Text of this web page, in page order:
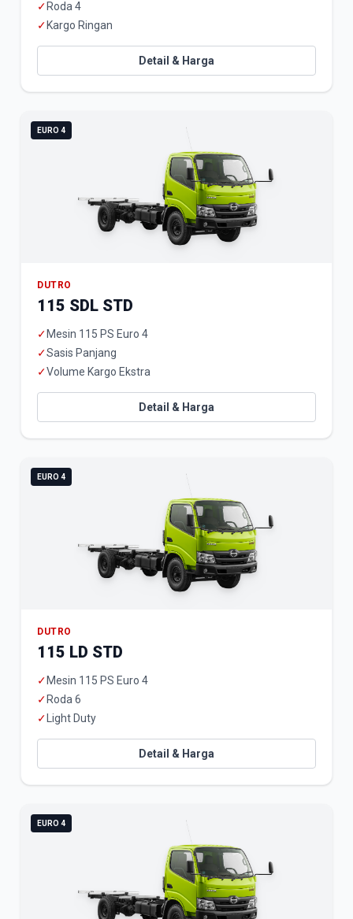
✓ Roda 4
✓ Kargo Ringan
Detail & Harga
EURO 4
DUTRO
115 SDL STD
✓ Mesin 115 PS Euro 4
✓Sasis Panjang
✓Volume Kargo Ekstra
Detail & Harga
EURO 4
DUTRO
115 LD STD
✓ Mesin 115 PS Euro 4
✓ Roda 6
✓ Light Duty
Detail & Harga
EURO 4